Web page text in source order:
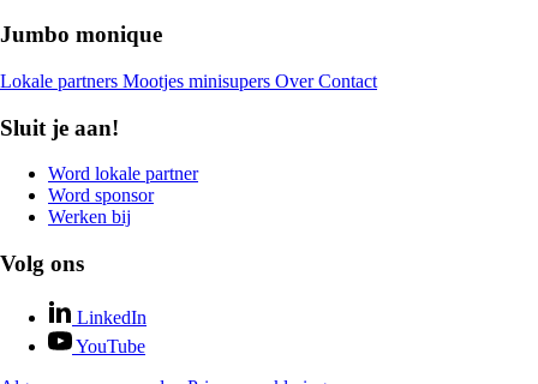
Jumbo monique
Lokale partners Mootjes minisupers OverContact
Sluit je aan!
Word lokale partner
Word sponsor
Werken bij
Volg ons
LinkedIn
YouTube